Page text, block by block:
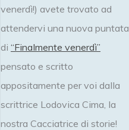
venerdì!) avete trovato ad
attendervi una nuova puntata
di “Finalmente venerdì”
pensato e scritto
appositamente per voi dalla
scrittrice Lodovica Cima, la
nostra Cacciatrice di storie!